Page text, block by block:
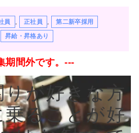
員 正社員
第二新卒採用
昇給・昇格あり
期間外です。---
りが好きな方
ることが好